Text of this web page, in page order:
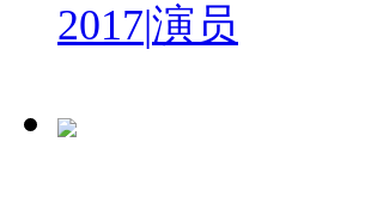
2017|演员